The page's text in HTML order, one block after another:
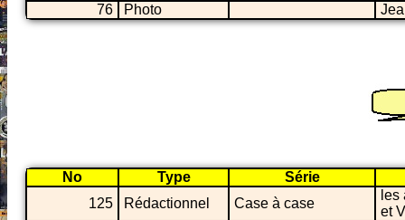
76
Photo
No Type
Série
125
Rédactionnel Case à case
et